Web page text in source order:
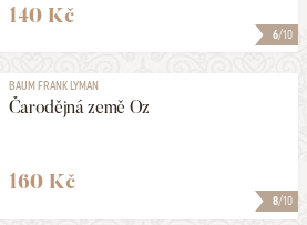
6/10
140 Kč
8/10
BAUM FRANK LYMAN
Čarodějná země Oz
160 Kč